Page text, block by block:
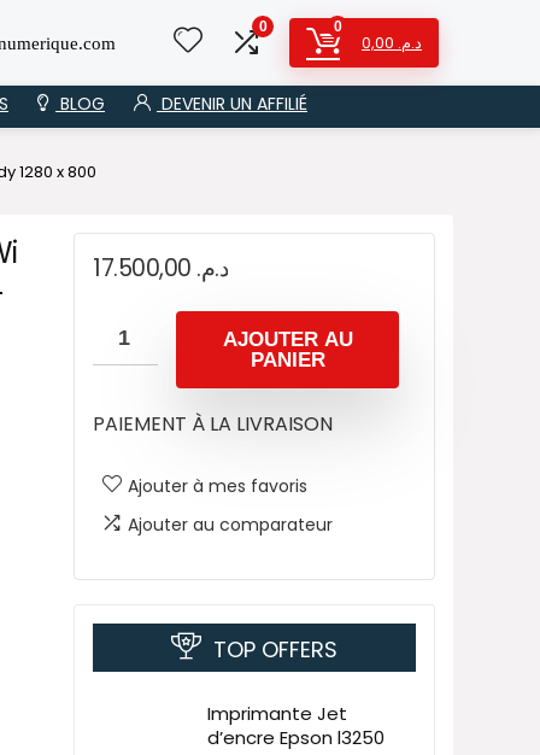
0 0
د.م.
BLOG DEVENIR UN AFFILIÉ
1280 x 800
د.م.
AJOUTER AU
PANIER
PAIEMENT À LA LIVRAISON
Ajouter à mes favoris
Ajouter au comparateur
TOP OFFERS
Imprimante Jet
d’encre Epson l3250